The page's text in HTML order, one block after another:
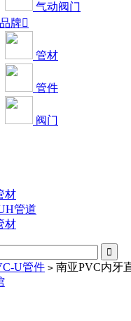
气动阀门
牌
管材
管件
阀门
材
管道
材

U管件 > 南亚PVC内牙